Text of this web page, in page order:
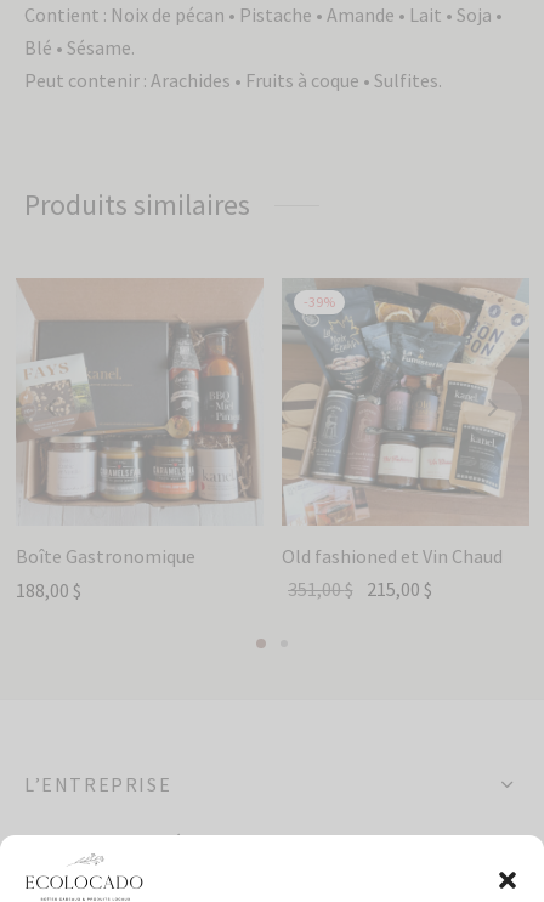
Contient : Noix de pécan • Pistache • Amande • Lait • Soja •
Blé • Sésame.
Peut contenir : Arachides • Fruits à coque • Sulfites.
Produits similaires
Boîte Gastronomique
188,00 $
-39%
Old fashioned et Vin Chaud
351,00$ 215,00 $
L’ENTREPRISE